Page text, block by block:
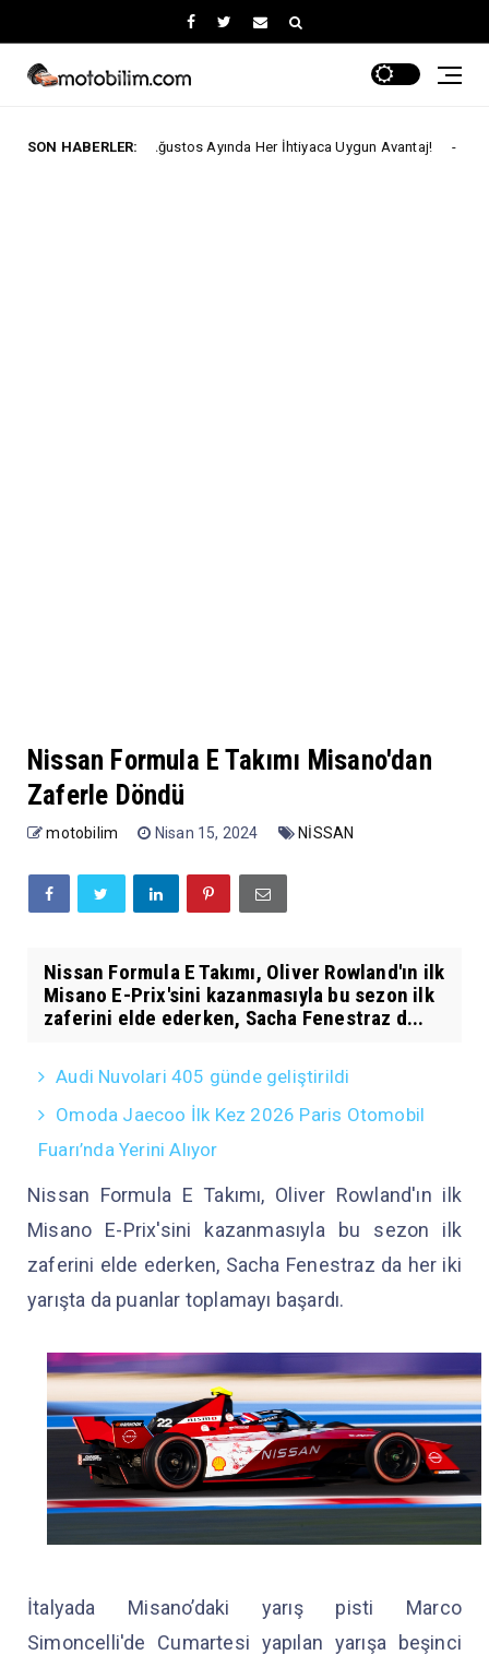
SON HABERLER:
Fiat'ta Ağustos Ayında Her İhtiyaca Uygun Avantaj! Ford Trucks
Nissan Formula E Takımı Misano'dan
Zaferle Döndü
motobilim Nisan 15, 2024 NİSSAN
Nissan Formula E Takımı, Oliver Rowland'ın ilk
Misano E-Prix'sini kazanmasıyla bu sezon ilk
zaferini elde ederken, Sacha Fenestraz d...
Audi Nuvolari 405 günde geliştirildi
Omoda Jaecoo İlk Kez 2026 Paris Otomobil
Fuarı’nda Yerini Alıyor
Nissan Formula E Takımı, Oliver Rowland'ın ilk
Misano E-Prix'sini kazanmasıyla bu sezon ilk
zaferini elde ederken, Sacha Fenestraz da her iki
yarışta da puanlar toplamayı başardı.
İtalyada Misano’daki yarış pisti Marco
Simoncelli'de Cumartesi yapılan yarışa beşinci